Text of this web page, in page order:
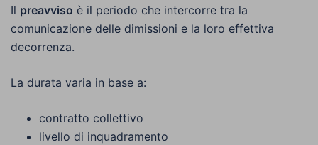
Il preavviso è il periodo che intercorre tra la
comunicazione delle dimissioni e la loro effettiva
decorrenza.
La durata varia in base a:
contratto collettivo
livello di inquadramento